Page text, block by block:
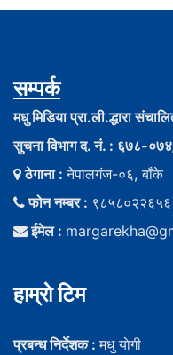
सम्पर्क
मधु मिडिया प्रा.ली.द्धारा
सुचना विभाग द. नं. : ६७८-
ठेगाना :नेपालगंज-०६, बाँके
फोन नम्बर :
ईमेल :
हाम्राे टिम
प्रबन्ध निर्देशक :मधु याेगी